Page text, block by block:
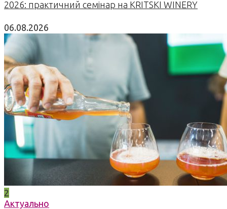
2026: практичний семінар на KRITSKI WINERY
06.08.2026
2
Актуально